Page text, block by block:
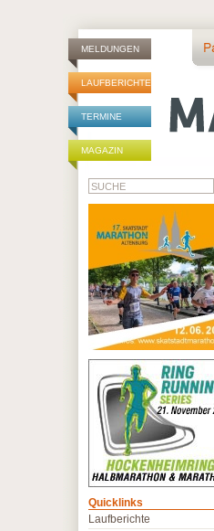
MELDUNGEN
LAUFBERICHTE
TERMINE
MAGAZIN
Quicklinks
Laufberichte